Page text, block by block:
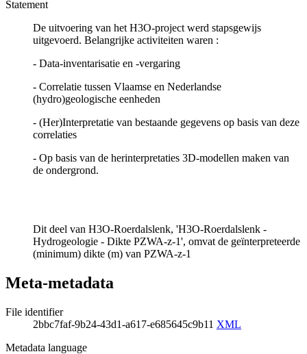
Statement
De uitvoering van het H3O-project werd stapsgewijs
uitgevoerd. Belangrijke activiteiten waren :
- Data-inventarisatie en -vergaring
- Correlatie tussen Vlaamse en Nederlandse
(hydro)geologische eenheden
- (Her)Interpretatie van bestaande gegevens op basis van deze
correlaties
- Op basis van de herinterpretaties 3D-modellen maken van
de ondergrond.
Dit deel van H3O-Roerdalslenk, 'H3O-Roerdalslenk -
Hydrogeologie - Dikte PZWA-z-1', omvat de geïnterpreteerde
(minimum) dikte (m) van PZWA-z-1
Meta-metadata
File identifier
2bbc7faf-9b24-43d1-a617-e685645c9b11 XML
Metadata language